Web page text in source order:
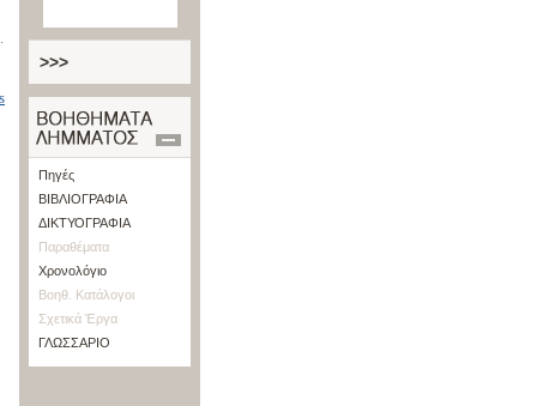
>>>
Πηγές
ΒΙΒΛΙΟΓΡΑΦΙΑ
ΔΙΚΤΥΟΓΡΑΦΙΑ
Παραθέματα
Χρονολόγιο
Βοηθ. Κατάλογοι
Σχετικά Έργα
ΓΛΩΣΣΑΡΙΟ